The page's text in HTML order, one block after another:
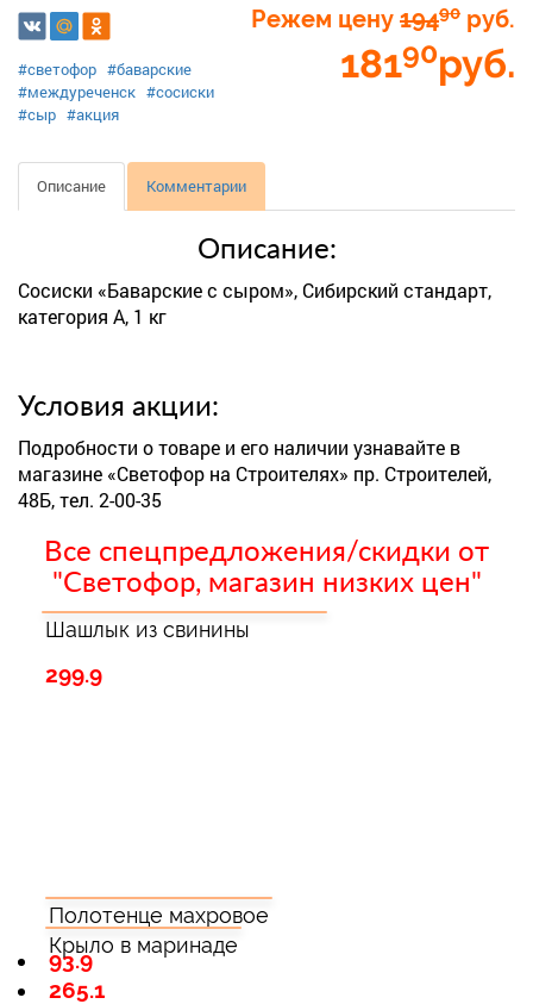
Режем цену 19490 руб.
18190руб.
#светофор #баварские
#междуреченск #сосиски
#сыр #акция
Описание Комментарии
Описание:
Сосиски «Баварские с сыром», Сибирский стандарт,
категория А, 1 кг
Условия акции:
Подробности о товаре и его наличии узнавайте в
магазине «Светофор на Строителях» пр. Строителей,
48Б, тел. 2-00-35
Все спецпредложения/скидки от
"Светофор, магазин низких цен"
Шашлык из свинины
299.9
Крыло в маринаде
265.1
Полотенце махровое
93.9